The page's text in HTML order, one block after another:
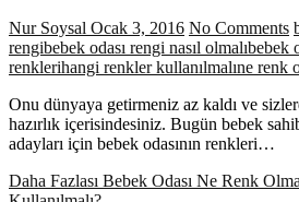
Nur Soysal Ocak 3, 2016 No Comments
rengibebek odası rengi nasıl olmalıbebek
renklerihangi renkler kullanılmalıne renk
Onu dünyaya getirmeniz az kaldı ve
hazırlık içerisindesiniz. Bugün bebek
adayları için bebek odasının renkleri…
Daha Fazlası Bebek Odası Ne Renk